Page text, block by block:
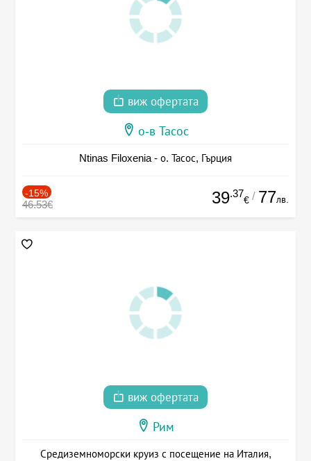
виж офертата
о-в Тасос
Ntinas Filoxenia - о. Тасос, Гърция
-15%
46.53€ 39.37
€ / 77лв.
виж офертата
Рим
Средиземноморски круиз с посещение на Италия,